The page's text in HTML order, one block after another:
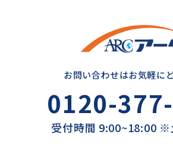
お問い合わせはお気軽に
0120-
受付時間 9:00~18:00 ※